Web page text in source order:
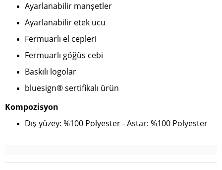
Ayarlanabilir manşetler
Ayarlanabilir etek ucu
Fermuarlı el cepleri
Fermuarlı göğüs cebi
Baskılı logolar
bluesign® sertifikalı ürün
Kompozisyon
Dış yüzey: %100 Polyester - Astar: %100 Polyester